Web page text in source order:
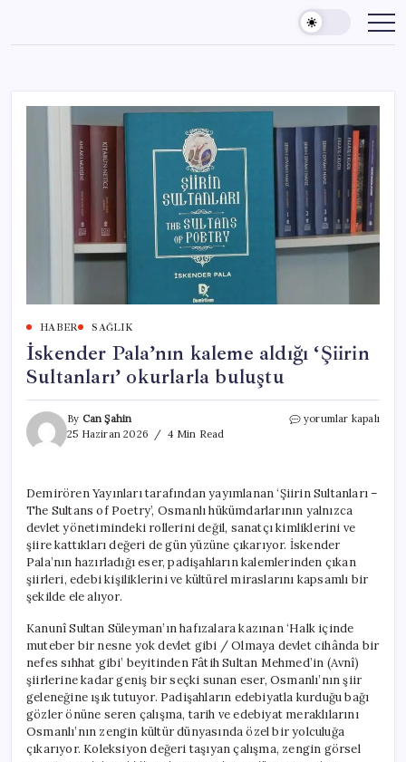
content
HABER SAĞLIK
İskender Pala’nın kaleme aldığı ‘Şiirin
Sultanları’ okurlarla buluştu
By Can Şahin
25 Haziran 2026
4 Min Read
İskender
Sultanları’
okurlarla
buluştu
için
yorumlar kapalı
Demirören Yayınları tarafından yayımlanan ‘Şiirin Sultanları –
The Sultans of Poetry’, Osmanlı hükümdarlarının yalnızca
devlet yönetimindeki rollerini değil, sanatçı kimliklerini ve
şiire kattıkları değeri de gün yüzüne çıkarıyor. İskender
Pala’nın hazırladığı eser, padişahların kalemlerinden çıkan
şiirleri, edebi kişiliklerini ve kültürel miraslarını kapsamlı bir
şekilde ele alıyor.
Kanunî Sultan Süleyman’ın hafızalara kazınan ‘Halk içinde
muteber bir nesne yok devlet gibi / Olmaya devlet cihânda bir
nefes sıhhat gibi’ beyitinden Fâtih Sultan Mehmed’in (Avnî)
şiirlerine kadar geniş bir seçki sunan eser, Osmanlı’nın şiir
geleneğine ışık tutuyor. Padişahların edebiyatla kurduğu bağı
gözler önüne seren çalışma, tarih ve edebiyat meraklılarını
Osmanlı’nın zengin kültür dünyasında özel bir yolculuğa
çıkarıyor. Koleksiyon değeri taşıyan çalışma, zengin görsel